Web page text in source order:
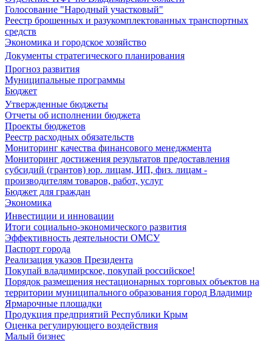
Голосование "Народный участковый"
Реестр брошенных и разукомплектованных транспортных
средств
Экономика и городское хозяйство
Документы стратегического планирования
Прогноз развития
Муниципальные программы
Бюджет
Утвержденные бюджеты
Отчеты об исполнении бюджета
Проекты бюджетов
Реестр расходных обязательств
Мониторинг качества финансового менеджмента
Мониторинг достижения результатов предоставления
субсидий (грантов) юр. лицам, ИП, физ. лицам -
производителям товаров, работ, услуг
Бюджет для граждан
Экономика
Инвестиции и инновации
Итоги социально-экономического развития
Эффективность деятельности ОМСУ
Паспорт города
Реализация указов Президента
Покупай владимирское, покупай российское!
Порядок размещения нестационарных торговых объектов на
территории муниципального образования город Владимир
Ярмарочные площадки
Продукция предприятий Республики Крым
Оценка регулирующего воздействия
Малый бизнес